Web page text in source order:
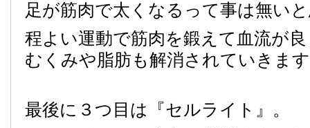
足が筋肉で太くなるって事は無い
程よい運動で筋肉を鍛えて血流が
むくみや脂肪も解消されていきま
最後に３つ目は『セルライト』。